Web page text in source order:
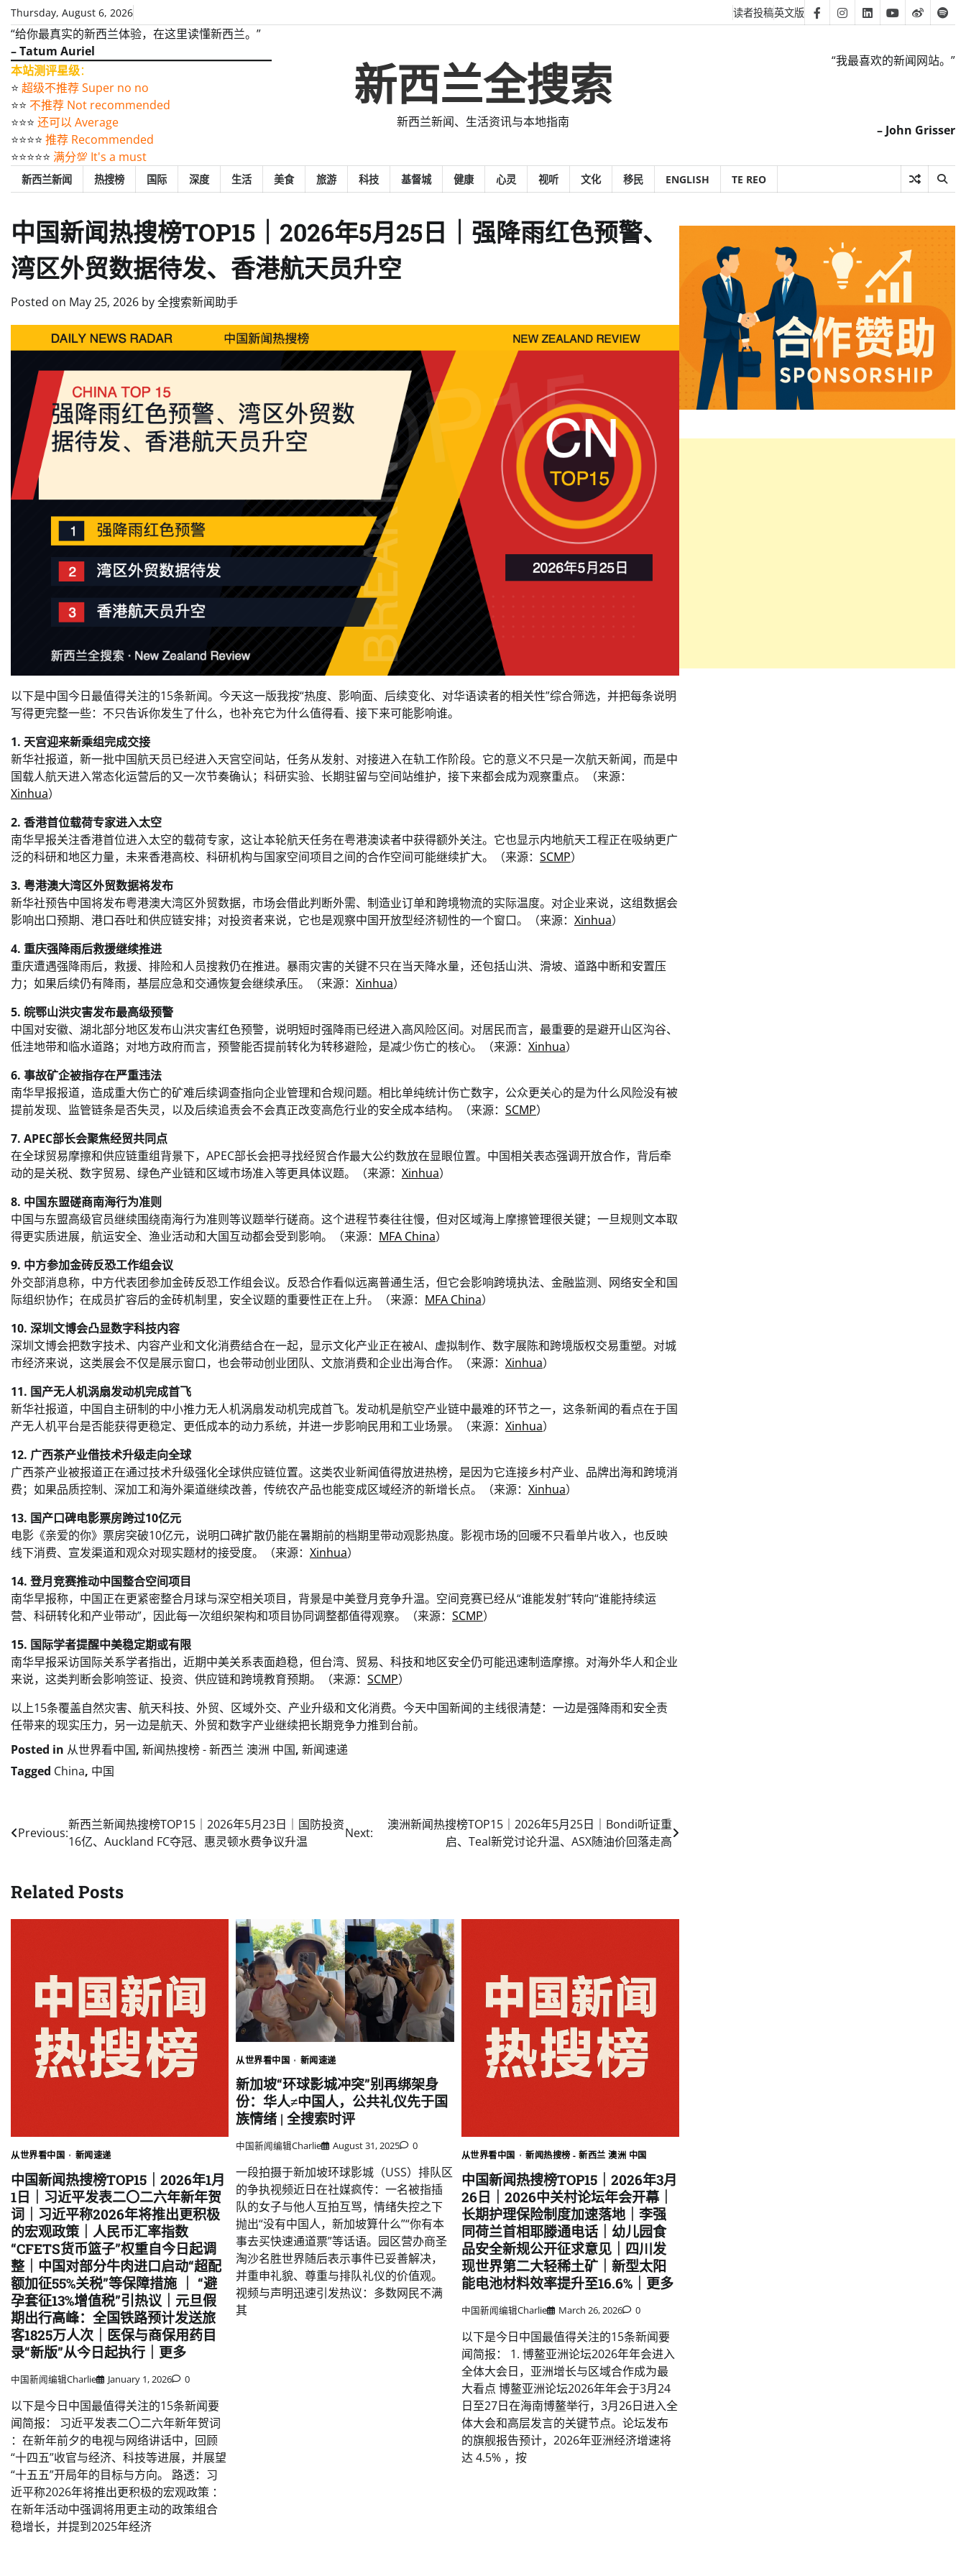
Skip
content
Thursday, August 6, 2026 读者投稿英文版 FacebookInstagram
LinkedinYoutube
Weibo
“给你最真实的新西兰体验，在这里读懂新西兰。”
– Tatum Auriel
本站测评星级：
⭐️ 超级不推荐 Super no no
⭐️⭐️ 不推荐 Not recommended
⭐️⭐️⭐️ 还可以 Average
⭐️⭐️⭐️⭐️ 推荐 Recommended
⭐️⭐️⭐️⭐️⭐️ 满分💯 It's a must
新西兰全搜索
新西兰新闻、生活资讯与本地指南
“我最喜欢的新闻网站。”
– John Grisser
新西兰新闻 热搜榜 国际 深度 生活 美食 旅游 科技 基督城 健康 心灵 视听 文化 移民 ENGLISH TE REO
中国新闻热搜榜TOP15｜2026年5月25日｜强降雨红色预警、
湾区外贸数据待发、香港航天员升空
Posted on May 25, 2026 by全搜索新闻助手
以下是中国今日最值得关注的15条新闻。今天这一版我按“热度、影响面、后续变化、对华语读者的相关性”综合筛选，并把每条说明
写得更完整一些：不只告诉你发生了什么，也补充它为什么值得看、接下来可能影响谁。
1. 天宫迎来新乘组完成交接
新华社报道，新一批中国航天员已经进入天宫空间站，任务从发射、对接进入在轨工作阶段。它的意义不只是一次航天新闻，而是中
国载人航天进入常态化运营后的又一次节奏确认；科研实验、长期驻留与空间站维护，接下来都会成为观察重点。（来源：
Xinhua）
2. 香港首位载荷专家进入太空
南华早报关注香港首位进入太空的载荷专家，这让本轮航天任务在粤港澳读者中获得额外关注。它也显示内地航天工程正在吸纳更广
泛的科研和地区力量，未来香港高校、科研机构与国家空间项目之间的合作空间可能继续扩大。（来源： SCMP）
3. 粤港澳大湾区外贸数据将发布
新华社预告中国将发布粤港澳大湾区外贸数据，市场会借此判断外需、制造业订单和跨境物流的实际温度。对企业来说，这组数据会
影响出口预期、港口吞吐和供应链安排；对投资者来说，它也是观察中国开放型经济韧性的一个窗口。（来源： Xinhua）
4. 重庆强降雨后救援继续推进
重庆遭遇强降雨后，救援、排险和人员搜救仍在推进。暴雨灾害的关键不只在当天降水量，还包括山洪、滑坡、道路中断和安置压
力；如果后续仍有降雨，基层应急和交通恢复会继续承压。（来源： Xinhua）
5. 皖鄂山洪灾害发布最高级预警
中国对安徽、湖北部分地区发布山洪灾害红色预警，说明短时强降雨已经进入高风险区间。对居民而言，最重要的是避开山区沟谷、
低洼地带和临水道路；对地方政府而言，预警能否提前转化为转移避险，是减少伤亡的核心。（来源： Xinhua）
6. 事故矿企被指存在严重违法
南华早报报道，造成重大伤亡的矿难后续调查指向企业管理和合规问题。相比单纯统计伤亡数字，公众更关心的是为什么风险没有被
提前发现、监管链条是否失灵，以及后续追责会不会真正改变高危行业的安全成本结构。（来源： SCMP）
7. APEC部长会聚焦经贸共同点
在全球贸易摩擦和供应链重组背景下，APEC部长会把寻找经贸合作最大公约数放在显眼位置。中国相关表态强调开放合作，背后牵
动的是关税、数字贸易、绿色产业链和区域市场准入等更具体议题。（来源： Xinhua）
8. 中国东盟磋商南海行为准则
中国与东盟高级官员继续围绕南海行为准则等议题举行磋商。这个进程节奏往往慢，但对区域海上摩擦管理很关键；一旦规则文本取
得更实质进展，航运安全、渔业活动和大国互动都会受到影响。（来源： MFA China）
9. 中方参加金砖反恐工作组会议
外交部消息称，中方代表团参加金砖反恐工作组会议。反恐合作看似远离普通生活，但它会影响跨境执法、金融监测、网络安全和国
际组织协作；在成员扩容后的金砖机制里，安全议题的重要性正在上升。（来源： MFA China）
10. 深圳文博会凸显数字科技内容
深圳文博会把数字技术、内容产业和文化消费结合在一起，显示文化产业正在被AI、虚拟制作、数字展陈和跨境版权交易重塑。对城
市经济来说，这类展会不仅是展示窗口，也会带动创业团队、文旅消费和企业出海合作。（来源： Xinhua）
11. 国产无人机涡扇发动机完成首飞
新华社报道，中国自主研制的中小推力无人机涡扇发动机完成首飞。发动机是航空产业链中最难的环节之一，这条新闻的看点在于国
产无人机平台是否能获得更稳定、更低成本的动力系统，并进一步影响民用和工业场景。（来源： Xinhua）
12. 广西茶产业借技术升级走向全球
广西茶产业被报道正在通过技术升级强化全球供应链位置。这类农业新闻值得放进热榜，是因为它连接乡村产业、品牌出海和跨境消
费；如果品质控制、深加工和海外渠道继续改善，传统农产品也能变成区域经济的新增长点。（来源： Xinhua）
13. 国产口碑电影票房跨过10亿元
电影《亲爱的你》票房突破10亿元，说明口碑扩散仍能在暑期前的档期里带动观影热度。影视市场的回暖不只看单片收入，也反映
线下消费、宣发渠道和观众对现实题材的接受度。（来源： Xinhua）
14. 登月竞赛推动中国整合空间项目
南华早报称，中国正在更紧密整合月球与深空相关项目，背景是中美登月竞争升温。空间竞赛已经从“谁能发射”转向“谁能持续运
营、科研转化和产业带动”，因此每一次组织架构和项目协同调整都值得观察。（来源： SCMP）
15. 国际学者提醒中美稳定期或有限
南华早报采访国际关系学者指出，近期中美关系表面趋稳，但台湾、贸易、科技和地区安全仍可能迅速制造摩擦。对海外华人和企业
来说，这类判断会影响签证、投资、供应链和跨境教育预期。（来源： SCMP）
以上15条覆盖自然灾害、航天科技、外贸、区域外交、产业升级和文化消费。今天中国新闻的主线很清楚：一边是强降雨和安全责
任带来的现实压力，另一边是航天、外贸和数字产业继续把长期竞争力推到台前。
Posted in 从世界看中国, 新闻热搜榜 - 新西兰 澳洲 中国, 新闻速递
Tagged China, 中国
Post
navigation
Previous:
新西兰新闻热搜榜TOP15｜2026年5月23日｜国防投资
16亿、Auckland FC夺冠、惠灵顿水费争议升温
Next:
澳洲新闻热搜榜TOP15｜2026年5月25日｜Bondi听证重
启、Teal新党讨论升温、ASX随油价回落走高
Related Posts
从世界看中国 新闻速递
中国新闻热搜榜TOP15｜2026年1月
1日｜习近平发表二〇二六年新年贺
词｜习近平称2026年将推出更积极
的宏观政策｜人民币汇率指数
“CFETS货币篮子”权重自今日起调
整｜中国对部分牛肉进口启动“超配
额加征55%关税”等保障措施 ｜ “避
孕套征13%增值税”引热议｜元旦假
期出行高峰：全国铁路预计发送旅
客1825万人次｜医保与商保用药目
录“新版”从今日起执行｜更多
中国新闻编辑Charlie January 1, 2026 0
以下是今日中国最值得关注的15条新闻要
闻简报： 习近平发表二〇二六年新年贺词
：在新年前夕的电视与网络讲话中，回顾
“十四五”收官与经济、科技等进展，并展望
“十五五”开局年的目标与方向。 路透：习
近平称2026年将推出更积极的宏观政策 ：
在新年活动中强调将用更主动的政策组合
稳增长，并提到2025年经济
从世界看中国 新闻速递
新加坡“环球影城冲突”别再绑架身
份：华人≠中国人，公共礼仪先于国
族情绪 | 全搜索时评
中国新闻编辑Charlie August 31, 2025 0
一段拍摄于新加坡环球影城（USS）排队区
的争执视频近日在社媒疯传：一名被指插
队的女子与他人互拍互骂，情绪失控之下
抛出“没有中国人，新加坡算什么”“你有本
事去买快速通道票”等话语。园区营办商圣
淘沙名胜世界随后表示事件已妥善解决，
并重申礼貌、尊重与排队礼仪的价值观。
视频与声明迅速引发热议：多数网民不满
其
从世界看中国 新闻热搜榜 - 新西兰 澳洲 中国
中国新闻热搜榜TOP15｜2026年3月
26日｜2026中关村论坛年会开幕｜
长期护理保险制度加速落地｜李强
同荷兰首相耶滕通电话｜幼儿园食
品安全新规公开征求意见｜四川发
现世界第二大轻稀土矿｜新型太阳
能电池材料效率提升至16.6%｜更多
中国新闻编辑Charlie March 26, 2026 0
以下是今日中国最值得关注的15条新闻要
闻简报： 1. 博鳌亚洲论坛2026年年会进入
全体大会日，亚洲增长与区域合作成为最
大看点 博鳌亚洲论坛2026年年会于3月24
日至27日在海南博鳌举行，3月26日进入全
体大会和高层发言的关键节点。论坛发布
的旗舰报告预计，2026年亚洲经济增速将
达 4.5% ，按